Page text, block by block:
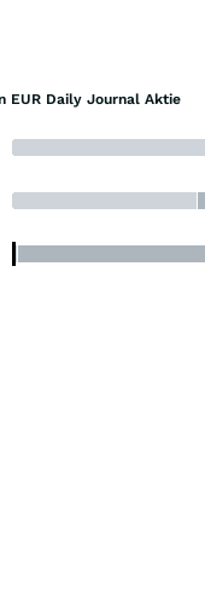
EUR Daily Journal Aktie